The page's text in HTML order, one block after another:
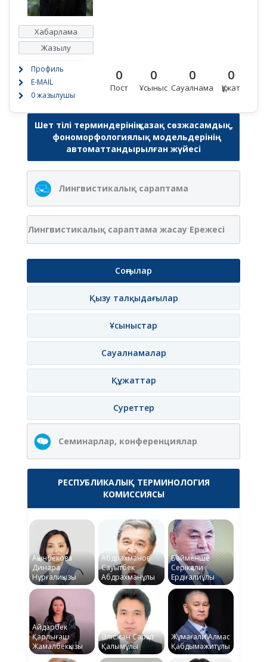
Хабарлама
Жазылу
Профиль
E-MAIL
0 жазылушы
0
Пост
0
Ұсыныс
0
Сауалнама
0
Құжат
Шет тілі терминдерінің қазақ сөзжасамдық,
фономорфологиялық модельдерінің
автоматтандырылған жүйесі
Лингвистикалық сараптама
Лингвистикалық сараптама жасау Ережесі
Соңғылар
Қызу талқыдағылар
Ұсыныстар
Сауалнамалар
Құжаттар
Суреттер
Семинарлар, конференциялар
РЕСПУБЛИКАЛЫҚ ТЕРМИНОЛОГИЯ
КОМИССИЯСЫ
Ақынбекова
Динара
Нұрғалиқызы
Абдрахманов
Сауытбек
Абдрахманұлы
Байменше
Серікқали
Ердіғалиұлы
Айдарбек
Қарлығаш
Жамалбекқызы
Әлісжан Сарқыт
Қалымұлы
Жұмағали Алмас
Қабдымәжитұлы